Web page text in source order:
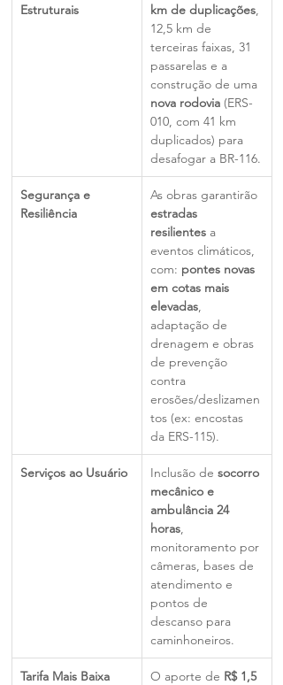
Estruturais
km de duplicações,
12,5 km de
terceiras faixas, 31
passarelas e a
construção de uma
nova rodovia (ERS-
010, com 41 km
duplicados) para
desafogar a BR-116.
Segurança e
Resiliência
As obras garantirão
estradas
resilientes a
eventos climáticos,
com: pontes novas
em cotas mais
elevadas,
adaptação de
drenagem e obras
de prevenção
contra
erosões/deslizamen
tos (ex: encostas
da ERS-115).
Serviços ao Usuário Inclusão de socorro
mecânico e
ambulância 24
horas,
monitoramento por
câmeras, bases de
atendimento e
pontos de
descanso para
caminhoneiros.
Tarifa Mais Baixa
O aporte de R$ 1,5